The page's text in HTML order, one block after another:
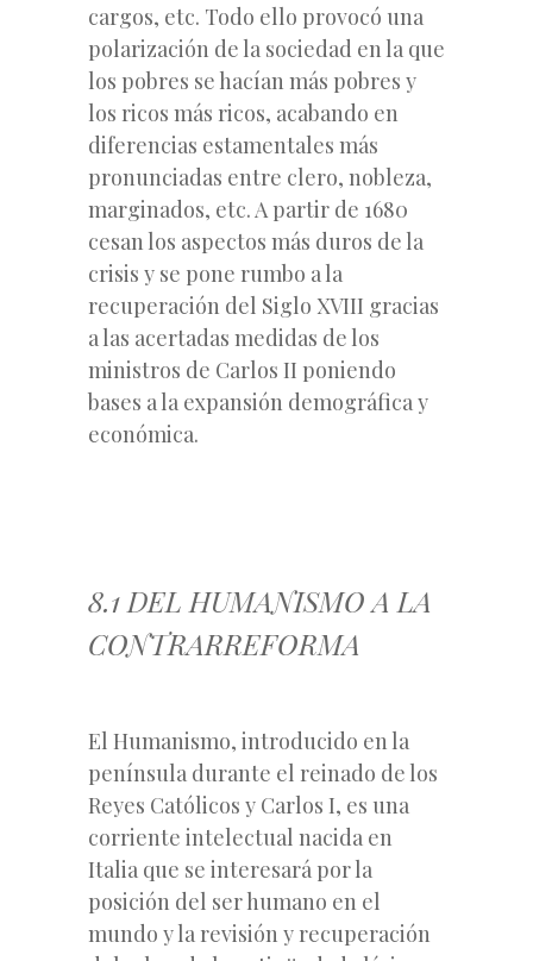
cargos, etc. Todo ello provocó una
polarización de la sociedad en la que
los pobres se hacían más pobres y
los ricos más ricos, acabando en
diferencias estamentales más
pronunciadas entre clero, nobleza,
marginados, etc. A partir de 1680
cesan los aspectos más duros de la
crisis y se pone rumbo a la
recuperación del Siglo XVIII gracias
a las acertadas medidas de los
ministros de Carlos II poniendo
bases a la expansión demográfica y
económica.
8.1 DEL HUMANISMO A LA
CONTRARREFORMA
El Humanismo, introducido en la
península durante el reinado de los
Reyes Católicos y Carlos I, es una
corriente intelectual nacida en
Italia que se interesará por la
posición del ser humano en el
mundo y la revisión y recuperación